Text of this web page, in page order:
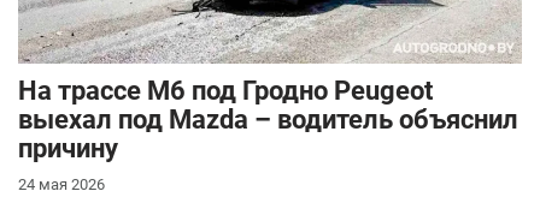
На трассе М6 под Гродно Peugeot
выехал под Mazda – водитель объяснил
причину
24 мая 2026